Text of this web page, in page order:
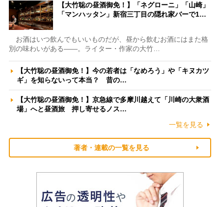
【大竹聡の昼酒御免！】「ネグローニ」「山崎」
「マンハッタン」新宿三丁目の隠れ家バーで1…
お酒はいつ飲んでもいいものだが、昼から飲むお酒にはまた格
別の味わいがある――。ライター・作家の大竹…
【大竹聡の昼酒御免！】今の若者は「なめろう」や「キヌカツ
ギ」を知らないって本当？ 昔の…
【大竹聡の昼酒御免！】京急線で多摩川越えて「川崎の大衆酒
場」へと昼酒旅 押し寄せるノス…
一覧を見る
著者・連載の一覧を見る